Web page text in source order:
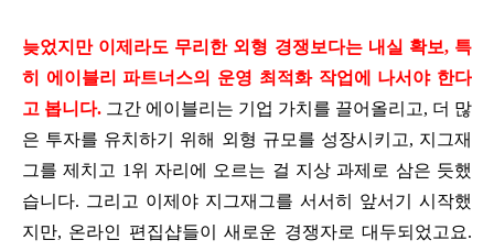
늦었지만 이제라도 무리한 외형 경쟁보다는 내실 확보, 특
히 에이블리 파트너스의 운영 최적화 작업에 나서야 한다
고 봅니다. 그간 에이블리는 기업 가치를 끌어올리고, 더 많
은 투자를 유치하기 위해 외형 규모를 성장시키고, 지그재
그를 제치고 1위 자리에 오르는 걸 지상 과제로 삼은 듯했
습니다. 그리고 이제야 지그재그를 서서히 앞서기 시작했
지만, 온라인 편집샵들이 새로운 경쟁자로 대두되었고요.